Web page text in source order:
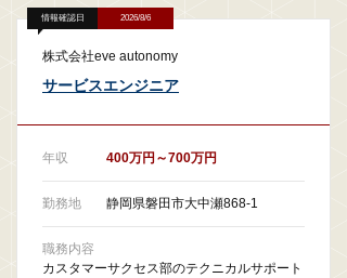
情報確認日 2026/8/6
株式会社eve autonomy
サービスエンジニア
年収 400万円～700万円
勤務地 静岡県磐田市大中瀬868-1
職務内容
カスタマーサクセス部のテクニカルサポート